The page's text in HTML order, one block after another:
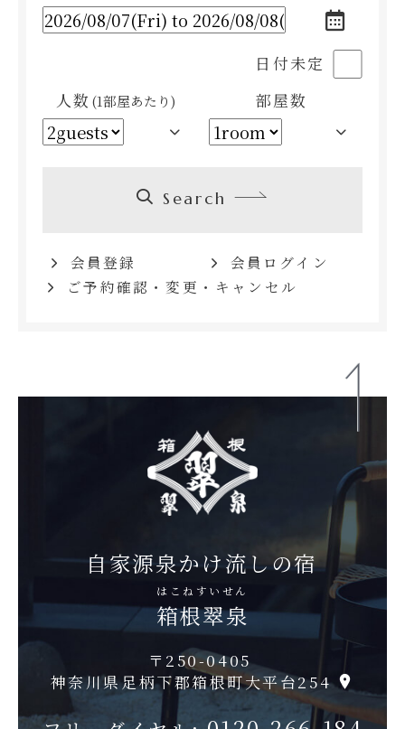
日付未定
人数 (1部屋あたり) 部屋数
Search
会員登録
会員ログイン
ご予約確認・変更・キャンセル
自家源泉かけ流しの宿
箱根翠泉
はこねすいせん
〒250-0405
神奈川県足柄下郡箱根町大平台254